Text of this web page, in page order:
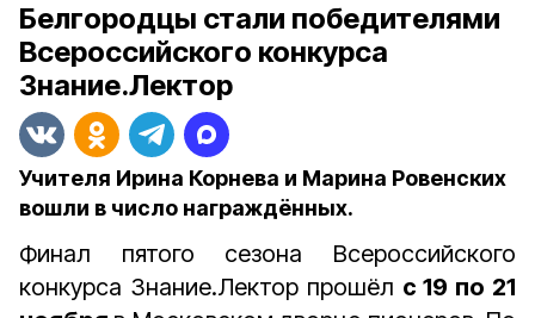
Белгородцы стали победителями
Всероссийского конкурса
Знание.Лектор
Учителя Ирина Корнева и Марина Ровенских
вошли в число награждённых.
Финал пятого сезона Всероссийского
конкурса Знание.Лектор прошёл с 19 по 21